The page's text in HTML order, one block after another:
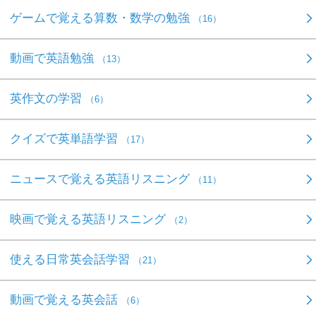
ゲームで覚える算数・数学の勉強 （16）
動画で英語勉強 （13）
英作文の学習 （6）
クイズで英単語学習 （17）
ニュースで覚える英語リスニング （11）
映画で覚える英語リスニング （2）
使える日常英会話学習 （21）
動画で覚える英会話 （6）